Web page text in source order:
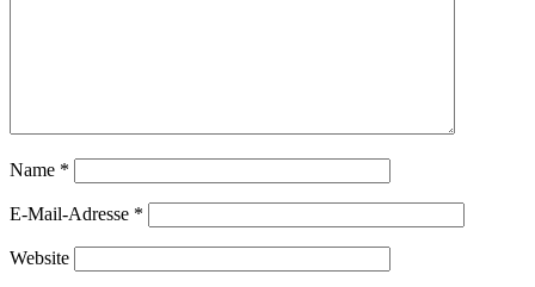
Name *
E-Mail-Adresse *
Website